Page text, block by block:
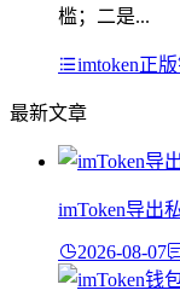
槛；二是...
imtoken正
最新文章
imToken导出
2026-08-07